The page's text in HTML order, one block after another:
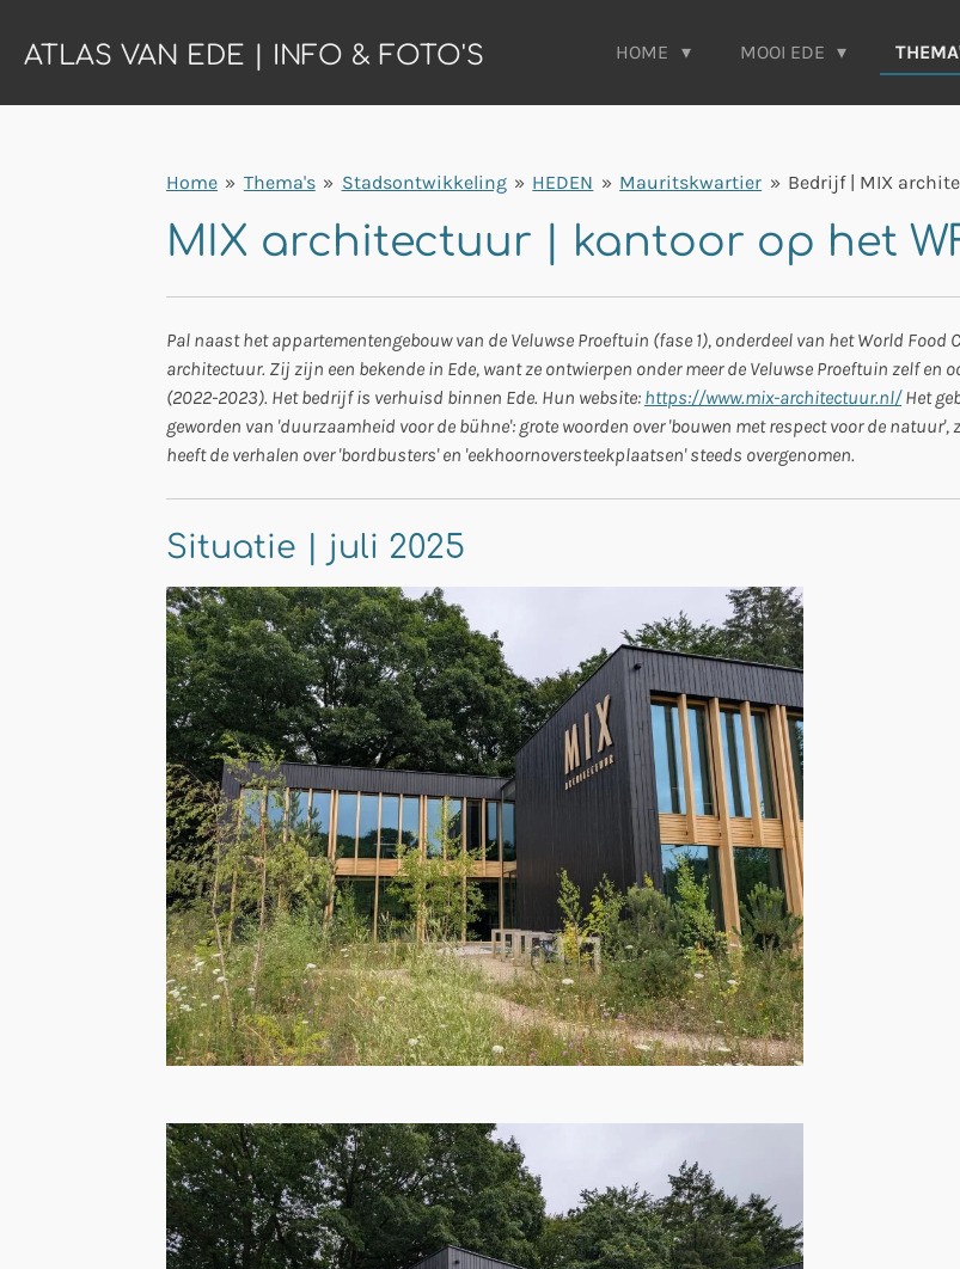
direct
de
ATLAS VAN EDE | INFO & FOTO'S HOME MOOI EDE
Home » Thema's » Stadsontwikkeling » HEDEN » Mauritskwartier » Bedrijf | MIX
MIX architectuur | kantoor op het
Pal naast het appartementengebouw van de Veluwse Proeftuin (fase 1), onderdeel van het World
architectuur. Zij zijn een bekende in Ede, want ze ontwierpen onder meer de Veluwse Proeftuin zelf en
(2022-2023). Het bedrijf is verhuisd binnen Ede. Hun website: https://www.mix-architectuur.nl/Het
geworden van 'duurzaamheid voor de bühne': grote woorden over 'bouwen met respect voor de
heeft de verhalen over 'bordbusters' en 'eekhoornoversteekplaatsen' steeds overgenomen.
Situatie | juli 2025